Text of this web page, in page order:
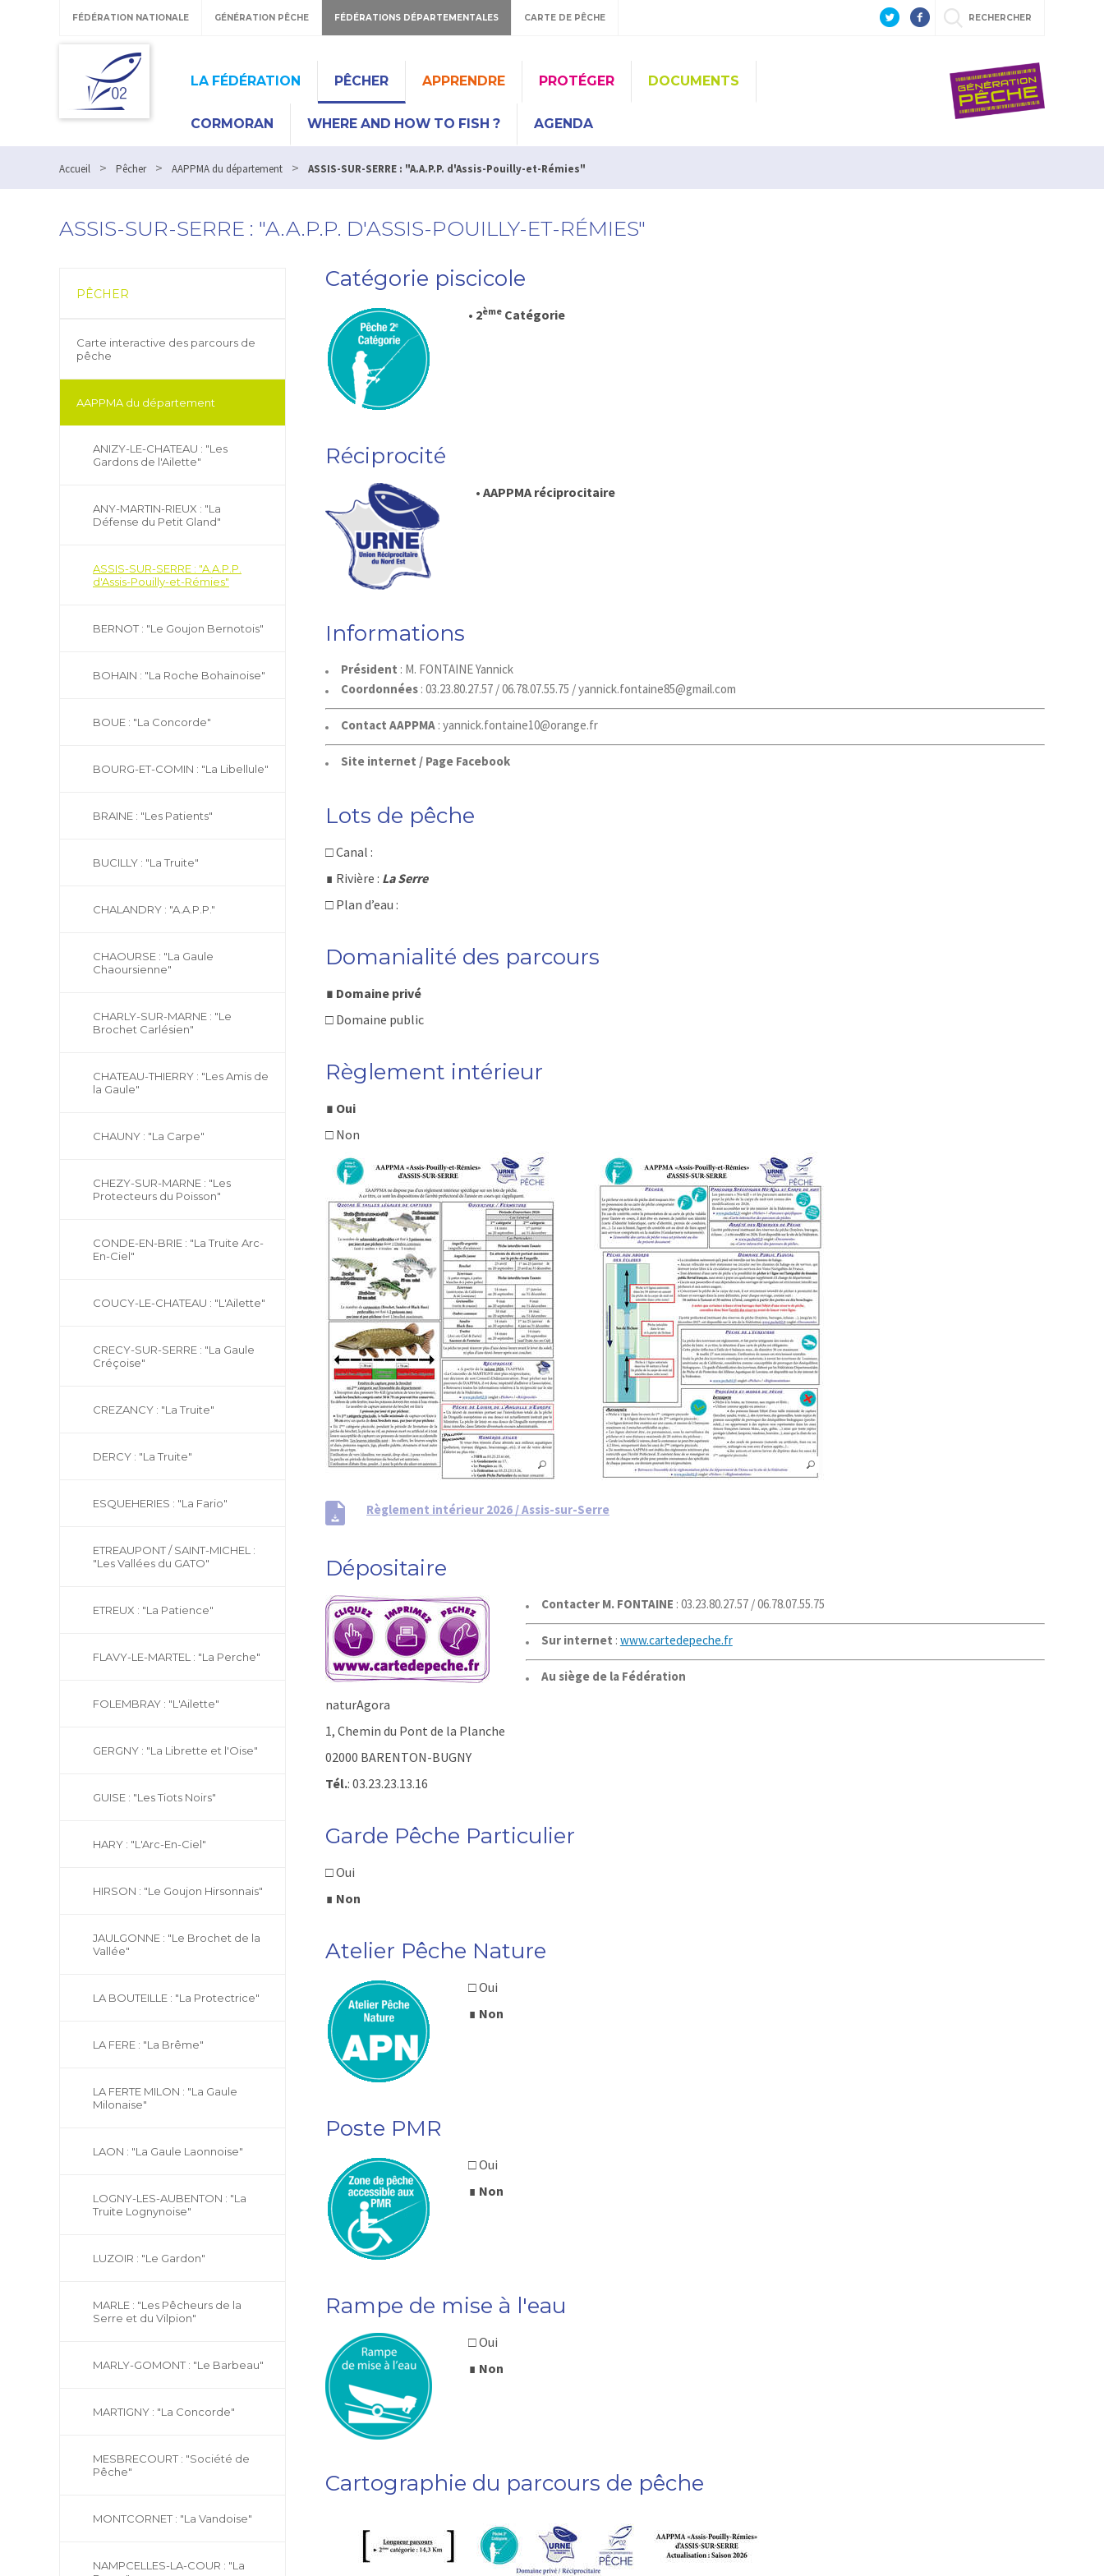
FÉDÉRATION NATIONALE GÉNÉRATION PÊCHE FÉDÉRATIONS DÉPARTEMENTALES CARTE DE PÊCHE RECHERCHER
LA FÉDÉRATION PÊCHER APPRENDRE PROTÉGER DOCUMENTS
CORMORAN WHERE AND HOW TO FISH ? AGENDA
Accueil > Pêcher > AAPPMA du département > ASSIS-SUR-SERRE : "A.A.P.P. d'Assis-Pouilly-et-Rémies"
ASSIS-SUR-SERRE : "A.A.P.P. D'ASSIS-POUILLY-ET-RÉMIES"
PÊCHER
Carte interactive des parcours de
pêche
AAPPMA du département
ANIZY-LE-CHATEAU : "Les
Gardons de l'Ailette"
ANY-MARTIN-RIEUX : "La
Défense du Petit Gland"
ASSIS-SUR-SERRE : "A.A.P.P.
d'Assis-Pouilly-et-Rémies"
BERNOT : "Le Goujon Bernotois"
BOHAIN : "La Roche Bohainoise"
BOUE : "La Concorde"
BOURG-ET-COMIN : "La Libellule"
BRAINE : "Les Patients"
BUCILLY : "La Truite"
CHALANDRY : "A.A.P.P."
CHAOURSE : "La Gaule
Chaoursienne"
CHARLY-SUR-MARNE : "Le
Brochet Carlésien"
CHATEAU-THIERRY : "Les Amis de
la Gaule"
CHAUNY : "La Carpe"
CHEZY-SUR-MARNE : "Les
Protecteurs du Poisson"
CONDE-EN-BRIE : "La Truite Arc-
En-Ciel"
COUCY-LE-CHATEAU : "L'Ailette"
CRECY-SUR-SERRE : "La Gaule
Créçoise"
CREZANCY : "La Truite"
DERCY : "La Truite"
ESQUEHERIES : "La Fario"
ETREAUPONT / SAINT-MICHEL :
"Les Vallées du GATO"
ETREUX : "La Patience"
FLAVY-LE-MARTEL : "La Perche"
FOLEMBRAY : "L'Ailette"
GERGNY : "La Librette et l'Oise"
GUISE : "Les Tiots Noirs"
HARY : "L'Arc-En-Ciel"
HIRSON : "Le Goujon Hirsonnais"
JAULGONNE : "Le Brochet de la
Vallée"
LA BOUTEILLE : "La Protectrice"
LA FERE : "La Brême"
LA FERTE MILON : "La Gaule
Milonaise"
LAON : "La Gaule Laonnoise"
LOGNY-LES-AUBENTON : "La
Truite Lognynoise"
LUZOIR : "Le Gardon"
MARLE : "Les Pêcheurs de la
Serre et du Vilpion"
MARLY-GOMONT : "Le Barbeau"
MARTIGNY : "La Concorde"
MESBRECOURT : "Société de
Pêche"
MONTCORNET : "La Vandoise"
NAMPCELLES-LA-COUR : "La
Catégorie piscicole
• 2èmeCatégorie
Réciprocité
• AAPPMA réciprocitaire
Informations
Président : M. FONTAINE Yannick
Coordonnées : 03.23.80.27.57 / 06.78.07.55.75 / yannick.fontaine85@gmail.com
Contact AAPPMA : yannick.fontaine10@orange.fr
Site internet / Page Facebook
Lots de pêche
□Canal :
∎ Rivière : La Serre
□ Plan d’eau :
Domanialité des parcours
∎ Domaine privé
□ Domaine public
Règlement intérieur
∎ Oui
□ Non
Règlement intérieur 2026 / Assis-sur-Serre
Dépositaire
Contacter M. FONTAINE : 03.23.80.27.57 / 06.78.07.55.75
Sur internet : www.cartedepeche.fr
Au siège de la Fédération
naturAgora
1, Chemin du Pont de la Planche
02000 BARENTON-BUGNY
Tél.: 03.23.23.13.16
Garde Pêche Particulier
□ Oui
∎ Non
Atelier Pêche Nature
□ Oui
∎ Non
Poste PMR
□ Oui
∎ Non
Rampe de mise à l'eau
□ Oui
∎ Non
Cartographie du parcours de pêche